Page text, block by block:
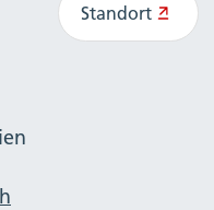
Standort